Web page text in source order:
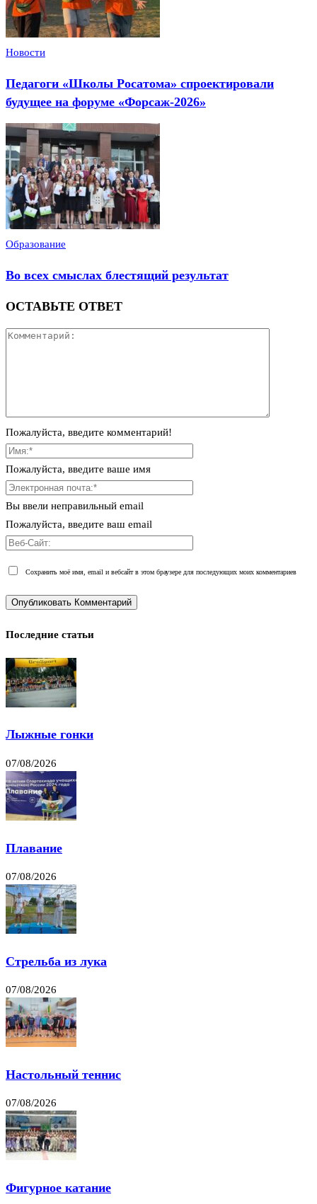
Новости
Педагоги «Школы Росатома» спроектировали
будущее на форуме «Форсаж-2026»
Образование
Во всех смыслах блестящий результат
ОСТАВЬТЕ ОТВЕТ
Пожалуйста, введите комментарий!
Пожалуйста, введите ваше имя
Вы ввели неправильный email
Пожалуйста, введите ваш email
Сохранить моё имя, email и вебсайт в этом браузере для последующих моих комментариев
Последние статьи
Лыжные гонки
07/08/2026
Плавание
07/08/2026
Стрельба из лука
07/08/2026
Настольный теннис
07/08/2026
Фигурное катание